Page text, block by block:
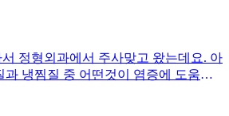
정형외과에서 주사맞고 왔는데요. 아
과 냉찜질 중 어떤것이 염증에 도움이